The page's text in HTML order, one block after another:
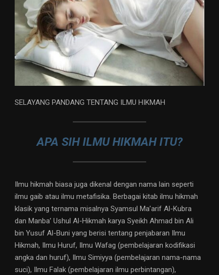
SELAYANG PANDANG TENTANG ILMU HIKMAH
APA SIH ILMU HIKMAH ITU?
Ilmu hikmah biasa juga dikenal dengan nama lain seperti
ilmu gaib atau ilmu metafisika. Berbagai kitab ilmu hikmah
klasik yang ternama misalnya Syamsul Ma’arif Al-Kubra
dan Manba’ Ushul Al-Hikmah karya Syeikh Ahmad bin Ali
bin Yusuf Al-Buni yang berisi tentang penjabaran Ilmu
Hikmah, Ilmu Huruf, Ilmu Wafag (pembelajaran kodifikasi
angka dan huruf), Ilmu Simiyya (pembelajaran nama-nama
suci), Ilmu Falak (pembelajaran ilmu perbintangan),